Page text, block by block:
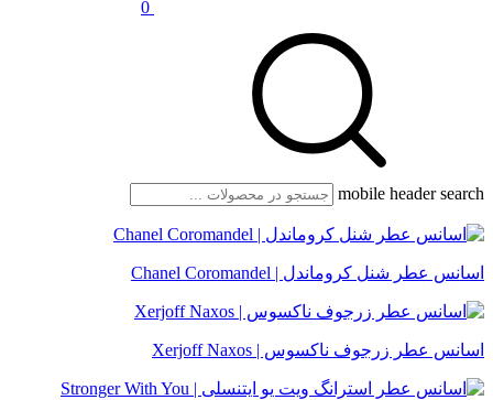
0
mobile header search
اسانس عطر شنل کروماندل | Chanel Coromandel
اسانس عطر زرجوف ناکسوس | Xerjoff Naxos